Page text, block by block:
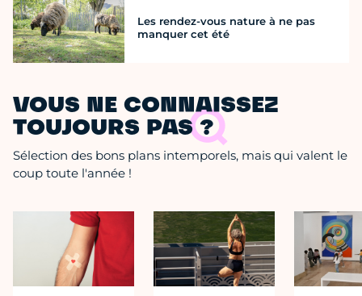
Les rendez-vous nature à ne pas
manquer cet été
VOUS NE CONNAISSEZ
TOUJOURS PAS ?
Sélection des bons plans intemporels, mais qui valent le
coup toute l'année !